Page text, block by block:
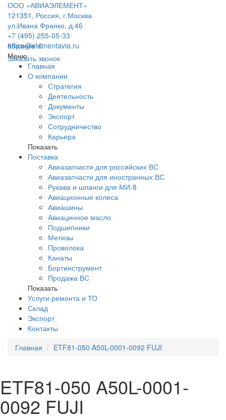
ООО «АВИАЭЛЕМЕНТ»
121351, Россия, г.Москва
ул.Ивана Франко, д.46
+7 (495) 255-05-33
office@elementavia.ru
Заказать звонок
Корзина0
Меню
Главная
О компании
Стратегия
Деятельность
Документы
Экспорт
Сотрудничество
Карьера
Показать
Поставка
Авиазапчасти для российских ВС
Авиазапчасти для иностранных ВС
Рукава и шланги для МИ-8
Авиационные колеса
Авиашины
Авиацинное масло
Подшипники
Метизы
Проволока
Канаты
Бортинструмент
Продажа ВС
Показать
Услуги ремонта и ТО
Склад
Экспорт
Контакты
Главная
ETF81-050 A50L-0001-0092 FUJI
ETF81-050 A50L-0001-
0092 FUJI